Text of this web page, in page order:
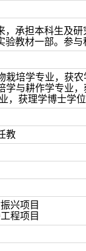
，承担本科生及
教材一部。参与
培学专业，获农
与耕作学专业，
，获理学博士学位
教
兴项目
程项目